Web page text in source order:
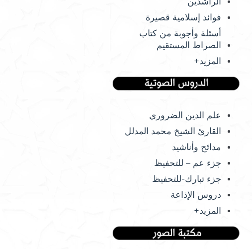
فوائد إسلامية قصيرة
أسئلة وأجوبة من كتاب
الصراط المستقيم
المزيد+
علم الدين الضروري
القارئ الشيخ محمد المدلل
مدائح وأناشيد
جزء عم – للتحفيظ
جزء تبارك-للتحفيظ
دروس الإذاعة
المزيد+